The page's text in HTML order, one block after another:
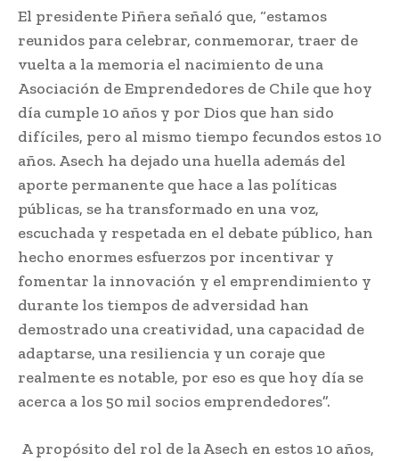
El presidente Piñera señaló que, “estamos
reunidos para celebrar, conmemorar, traer de
vuelta a la memoria el nacimiento de una
Asociación de Emprendedores de Chile que hoy
día cumple 10 años y por Dios que han sido
difíciles, pero al mismo tiempo fecundos estos 10
años. Asech ha dejado una huella además del
aporte permanente que hace a las políticas
públicas, se ha transformado en una voz,
escuchada y respetada en el debate público, han
hecho enormes esfuerzos por incentivar y
fomentar la innovación y el emprendimiento y
durante los tiempos de adversidad han
demostrado una creatividad, una capacidad de
adaptarse, una resiliencia y un coraje que
realmente es notable, por eso es que hoy día se
acerca a los 50 mil socios emprendedores”.
A propósito del rol de la Asech en estos 10 años,